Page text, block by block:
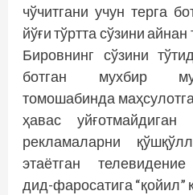
чўчитгани учун терга
йўғи тўртта сўзини
Бировнинг сўзини
ботган мухбир
томошабинда
ҳавас уйғотмайдиган
рекламаларни
этаётган
дид-фаросатига